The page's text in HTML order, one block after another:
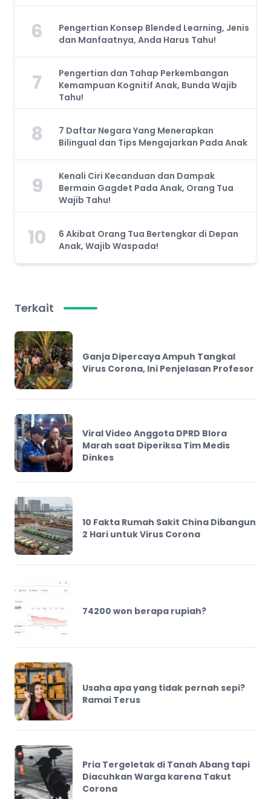
6
Pengertian Konsep Blended Learning, Jenis
dan Manfaatnya, Anda Harus Tahu!
7
Pengertian dan Tahap Perkembangan
Kemampuan Kognitif Anak, Bunda Wajib
Tahu!
8
7 Daftar Negara Yang Menerapkan
Bilingual dan Tips Mengajarkan Pada Anak
9
Kenali Ciri Kecanduan dan Dampak
Bermain Gagdet Pada Anak, Orang Tua
Wajib Tahu!
10
6 Akibat Orang Tua Bertengkar di Depan
Anak, Wajib Waspada!
Terkait
Ganja Dipercaya Ampuh Tangkal
Virus Corona, Ini Penjelasan Profesor
Viral Video Anggota DPRD Blora
Marah saat Diperiksa Tim Medis
Dinkes
10 Fakta Rumah Sakit China Dibangun
2 Hari untuk Virus Corona
74200 won berapa rupiah?
Usaha apa yang tidak pernah sepi?
Ramai Terus
Pria Tergeletak di Tanah Abang tapi
Diacuhkan Warga karena Takut
Corona